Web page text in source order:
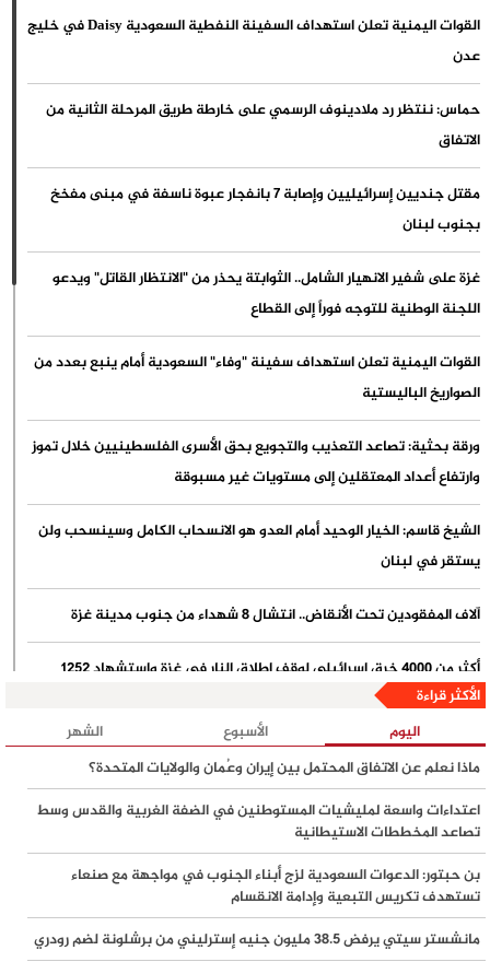
القوات اليمنية تعلن استهداف السفينة النفطية السعودية Daisy في خليج
عدن
حماس: ننتظر رد ملادينوف الرسمي على خارطة طريق المرحلة الثانية من
الاتفاق
مقتل جنديين إسرائيليين وإصابة 7 بانفجار عبوة ناسفة في مبنى مفخخ
بجنوب لبنان
غزة على شفير الانهيار الشامل.. الثوابتة يحذر من "الانتظار القاتل" ويدعو
اللجنة الوطنية للتوجه فوراً إلى القطاع
القوات اليمنية تعلن استهداف سفينة "وفاء" السعودية أمام ينبع بعدد من
الصواريخ الباليستية
ورقة بحثية: تصاعد التعذيب والتجويع بحق الأسرى الفلسطينيين خلال تموز
وارتفاع أعداد المعتقلين إلى مستويات غير مسبوقة
الشيخ قاسم: الخيار الوحيد أمام العدو هو الانسحاب الكامل وسينسحب ولن
يستقر في لبنان
آلاف المفقودين تحت الأنقاض.. انتشال 8 شهداء من جنوب مدينة غزة
أكثر من 4000 خرق إسرائيلي لوقف إطلاق النار في غزة واستشهاد 1252
فلسطينيًا منذ بدء سريانه
القوات اليمنية تقصف هدفاً سعودياً حساساً في مطار نجران
دراسة لجامعة تل أبيب: الهجرة من إسرائيل عند مستويات قياسية وتحذيرات
من اتساع نزيف الكفاءات
ملادينوف ولايتستون يبدآن تحركات المرحلة الثانية من اتفاق غزة.. وطلب
أمريكي بوقف الهجمات الإسرائيلية
الأكثر قراءة
اليوم
الأسبوع
الشهر
ماذا نعلم عن الاتفاق المحتمل بين إيران وعُمان والولايات المتحدة؟
اعتداءات واسعة لمليشيات المستوطنين في الضفة الغربية والقدس وسط
تصاعد المخططات الاستيطانية
بن حبتور: الدعوات السعودية لزج أبناء الجنوب في مواجهة مع صنعاء
تستهدف تكريس التبعية وإدامة الانقسام
مانشستر سيتي يرفض 38.5 مليون جنيه إسترليني من برشلونة لضم رودري